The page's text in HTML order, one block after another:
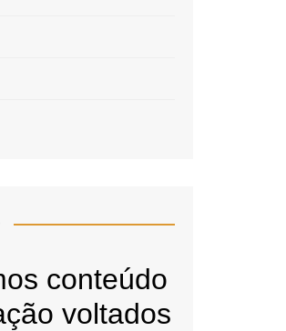
conteúdo
voltados